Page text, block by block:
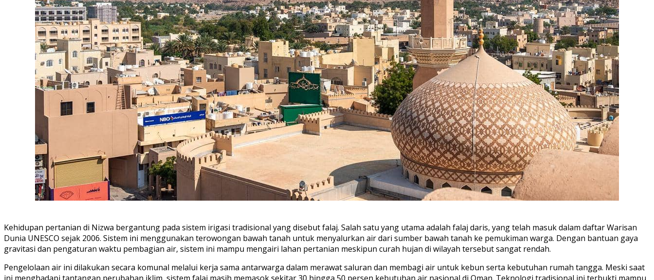
Kehidupan pertanian di Nizwa bergantung pada sistem irigasi tradisional yang disebut falaj. Salah satu yang utama adalah falaj daris, yang telah masuk dalam daftar Warisan
Dunia UNESCO sejak 2006. Sistem ini menggunakan terowongan bawah tanah untuk menyalurkan air dari sumber bawah tanah ke pemukiman warga. Dengan bantuan gaya
gravitasi dan pengaturan waktu pembagian air, sistem ini mampu mengairi lahan pertanian meskipun curah hujan di wilayah tersebut sangat rendah.
Pengelolaan air ini dilakukan secara komunal melalui kerja sama antarwarga dalam merawat saluran dan membagi air untuk kebun serta kebutuhan rumah tangga. Meski saat